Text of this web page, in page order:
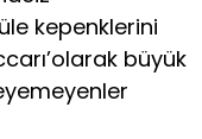
kepenklerini
büyük